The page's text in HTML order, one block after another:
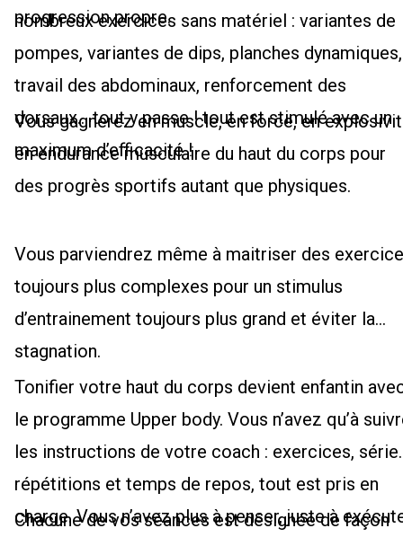
progression propre.
nombreux exercices sans matériel : variantes de
pompes, variantes de dips, planches dynamiques,
travail des abdominaux, renforcement des
dorsaux… tout y passe ! tout est stimulé avec un
maximum d’efficacité !
Vous gagnerez en muscle, en force, en
en endurance musculaire du haut du corps pour
des progrès sportifs autant que physiques.
Vous parviendrez même à maitriser des
toujours plus complexes pour un stimulus
d’entrainement toujours plus grand et éviter la
stagnation.
Tonifier votre haut du corps devient enfantin
le programme Upper body. Vous n’avez qu’à
les instructions de votre coach : exercices,
répétitions et temps de repos, tout est pris en
charge. Vous n’avez plus à penser, juste à
Chacune de vos séances est désignée de façon